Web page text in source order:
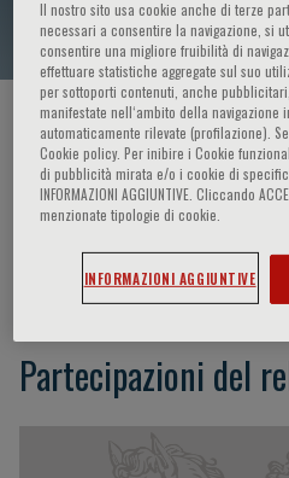
HOME PAGE / CORSI ED EVENTI
F. Pani
Partecipazioni del
Il nostro sito usa cookie anche di terze
necessari a consentire la navigazione, si
consentire una migliore fruibilità di
effettuare statistiche aggregate sul suo
per sottoporti contenuti, anche
manifestate nell‘ambito della navigazione
automaticamente rilevate (profilazione).
Cookie policy. Per inibire i Cookie
di pubblicità mirata e/o i cookie di
INFORMAZIONI AGGIUNTIVE. Cliccando
menzionate tipologie di cookie.
INFORMAZIONI AGGIUNTIVE